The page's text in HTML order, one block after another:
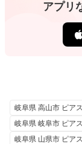
アプリ
岐阜県 高山市 ピア
岐阜県 岐阜市 ピア
岐阜県 山県市 ピア